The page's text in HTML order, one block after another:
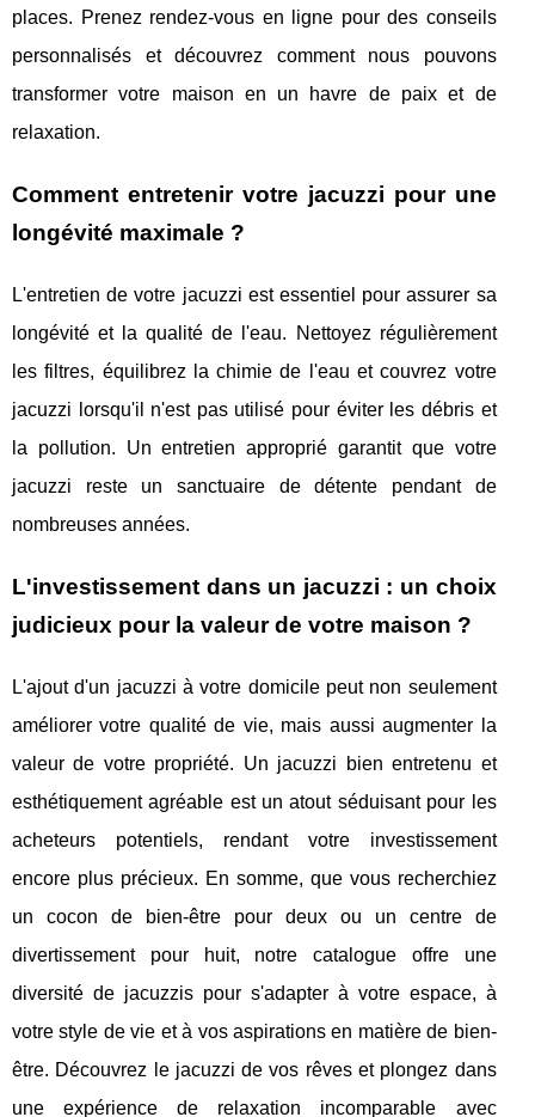
places. Prenez rendez-vous en ligne pour des conseils
personnalisés et découvrez comment nous pouvons
transformer votre maison en un havre de paix et de
relaxation.
Comment entretenir votre jacuzzi pour une
longévité maximale ?
L'entretien de votre jacuzzi est essentiel pour assurer sa
longévité et la qualité de l'eau. Nettoyez régulièrement
les filtres, équilibrez la chimie de l'eau et couvrez votre
jacuzzi lorsqu'il n'est pas utilisé pour éviter les débris et
la pollution. Un entretien approprié garantit que votre
jacuzzi reste un sanctuaire de détente pendant de
nombreuses années.
L'investissement dans un jacuzzi : un choix
judicieux pour la valeur de votre maison ?
L'ajout d'un jacuzzi à votre domicile peut non seulement
améliorer votre qualité de vie, mais aussi augmenter la
valeur de votre propriété. Un jacuzzi bien entretenu et
esthétiquement agréable est un atout séduisant pour les
acheteurs potentiels, rendant votre investissement
encore plus précieux. En somme, que vous recherchiez
un cocon de bien-être pour deux ou un centre de
divertissement pour huit, notre catalogue offre une
diversité de jacuzzis pour s'adapter à votre espace, à
votre style de vie et à vos aspirations en matière de bien-
être. Découvrez le jacuzzi de vos rêves et plongez dans
une expérience de relaxation incomparable avec